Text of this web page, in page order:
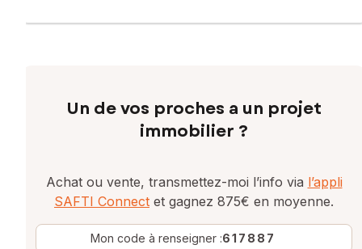
Un de vos proches a un projet
immobilier ?
Achat ou vente, transmettez-moi l’info via l’appli
SAFTI Connect et gagnez 875€ en moyenne.
Mon code à renseigner :617887